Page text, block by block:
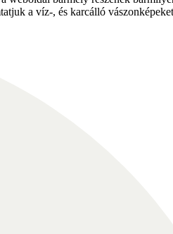
a víz-, és karcálló